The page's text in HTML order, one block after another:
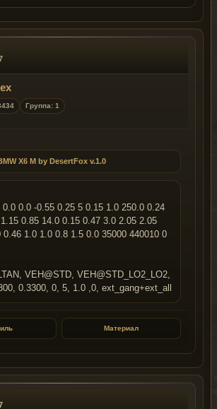
Группа: 1
X6 M by DesertFox v.1.0
0.0 0.0 -0.55 0.25 5 0.15 1.0 250.0 0.24
0.85 14.0 0.15 0.47 3.0 2.05 2.05
0.46 1.0 1.0 0.8 1.5 0.0 35000 440010 0
VEH@STD, VEH@STD_LO2_LO2,
0.3300, 0, 5, 1.0 ,0, ext_gang+ext_all
Материал